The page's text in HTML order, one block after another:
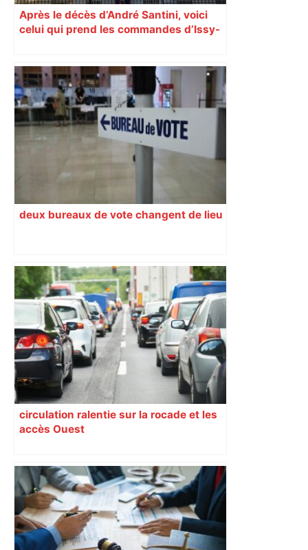
Après le décès d’André Santini, voici
celui qui prend les commandes d’Issy-
deux bureaux de vote changent de lieu
circulation ralentie sur la rocade et les
accès Ouest